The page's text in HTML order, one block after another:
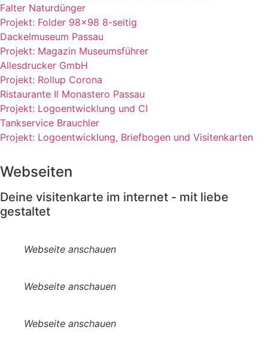
Falter Naturdünger
Projekt: Folder 98x98 8-seitig
Dackelmuseum Passau
Projekt: Magazin Museumsführer
Allesdrucker GmbH
Projekt: Rollup Corona
Ristaurante Il Monastero Passau
Projekt: Logoentwicklung und CI
Tankservice Brauchler
Projekt: Logoentwicklung, Briefbogen und Visitenkarten
Webseiten
Deine visitenkarte im internet - mit liebe
gestaltet
Webseite anschauen
Webseite anschauen
Webseite anschauen